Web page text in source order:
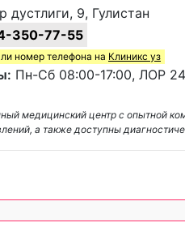
дустлиги, 9, Гулистан
350-77-55
номер телефона на Клиникс уз
Пн-Сб 08:00-17:00, ЛОР
медицинский центр с опытной
а также доступны